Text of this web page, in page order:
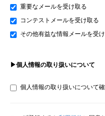
重要なメールを受け取る
コンテストメールを受け取る
その他有益な情報メールを受
▶個人情報の取り扱いについて
個人情報の取り扱いについて